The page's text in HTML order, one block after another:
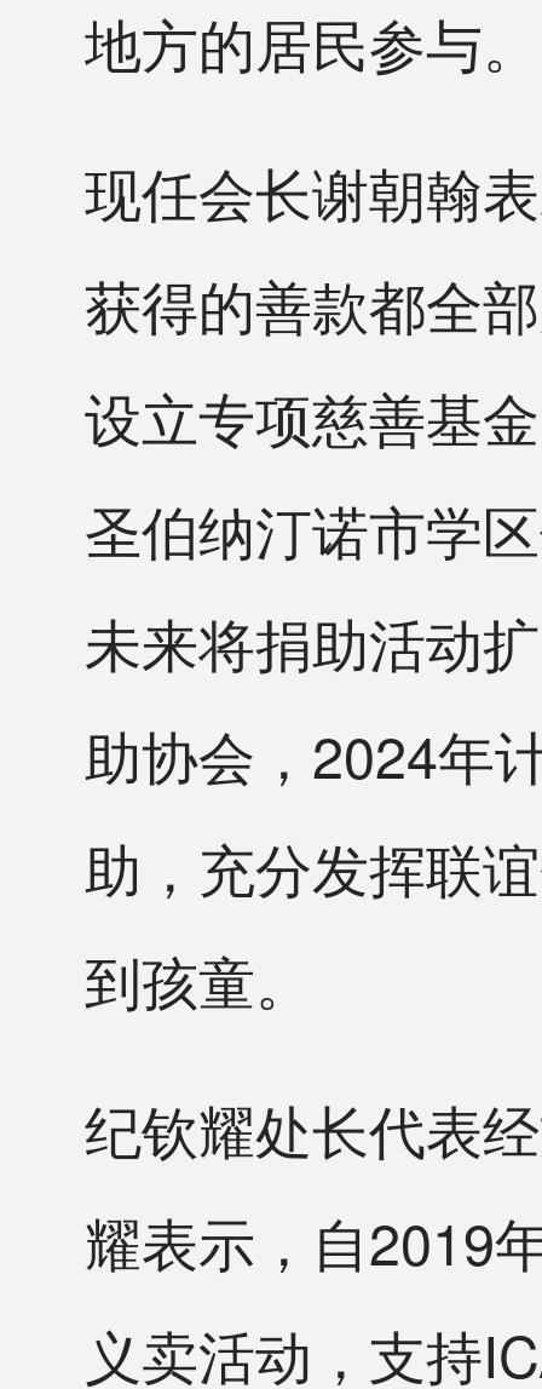
地方的居民参与。
现任会长谢朝翰
获得的善款都全
设立专项慈善基
圣伯纳汀诺市学
未来将捐助活动
助协会，2024年
助，充分发挥联
到孩童。
纪钦耀处长代表
耀表示，自2019
义卖活动，支持